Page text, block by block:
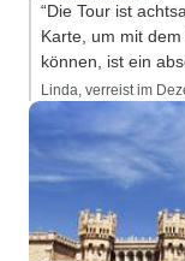
“Die Tour ist
Karte, um mit
können, ist ein
Linda, verreist im